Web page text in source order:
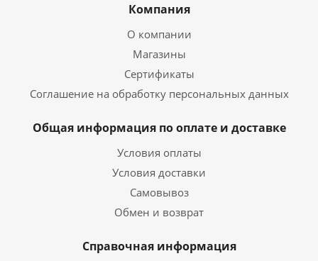
Компания
О компании
Магазины
Сертификаты
Соглашение на обработку персональных данных
Общая информация по оплате и доставке
Условия оплаты
Условия доставки
Самовывоз
Обмен и возврат
Справочная информация